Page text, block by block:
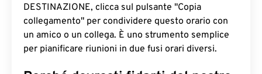
DESTINAZIONE, clicca sul pulsante "Copia
collegamento" per condividere questo orario con
un amico o un collega. È uno strumento semplice
per pianificare riunioni in due fusi orari diversi.